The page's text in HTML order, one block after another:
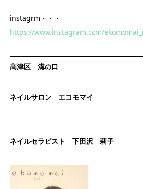
instagrm・・・
https://www.instagram.com/
高津区 溝の口
ネイルサロン エコモマイ
ネイルセラピスト 下田沢 莉子